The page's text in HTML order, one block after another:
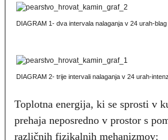
DIAGRAM 1- dva intervala nalaganja v 24 urah-blag
DIAGRAM 2- trije intervali nalaganja v 24 urah-
Toplotna energija, ki se sprosti v
prehaja neposredno v prostor s
različnih fizikalnih mehanizmov: